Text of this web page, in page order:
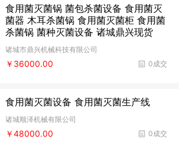
食用菌灭菌锅 菌包杀菌设备 食用菌灭
菌器 木耳杀菌锅 食用菌灭菌柜 食用菌
杀菌锅 菌种灭菌设备 诸城鼎兴现货
诸城市鼎兴机械科技有限公司
0成交
￥36000.00
食用菌灭菌设备 食用菌灭菌生产线
诸城顺泽机械有限公司
0成交
￥48000.00